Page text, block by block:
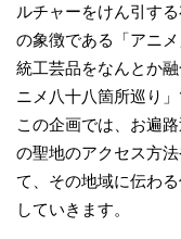
ルチャーをけん引す
の象徴である「アニ
統工芸品をなんとか
ニメ八十八箇所巡り」
この企画では、お遍
の聖地のアクセス方
て、その地域に伝わ
していきます。